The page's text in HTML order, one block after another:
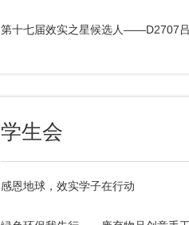
第十七届效实之星候选人——D2707
学生会
感恩地球，效实学子在行动